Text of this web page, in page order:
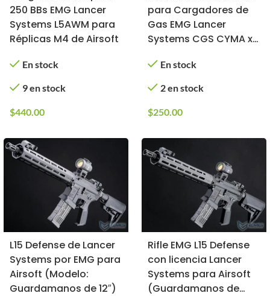
250 BBs EMG Lancer
Systems L5AWM para
Réplicas M4 de Airsoft
En stock
9 en stock
$440.00
para Cargadores de
Gas EMG Lancer
Systems CGS CYMA x
En stock
2 en stock
$250.00
L15 Defense de Lancer
Systems por EMG para
Airsoft (Modelo:
Guardamanos de 12″)
Rifle EMG L15 Defense
con licencia Lancer
Systems para Airsoft
(Guardamanos de